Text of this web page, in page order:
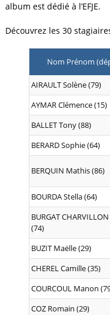
album est dédié à l’EFJE.
Découvrez les 30
Nom Prénom
AIRAULT Solène (79)
AYMAR Clémence (15)
BALLET Tony (88)
BERARD Sophie (64)
BERQUIN Mathis (86)
BOURDA Stella (64)
BURGAT
(74)
BUZIT Maëlle (29)
CHEREL Camille (35)
COURCOUL Manon
COZ Romain (29)